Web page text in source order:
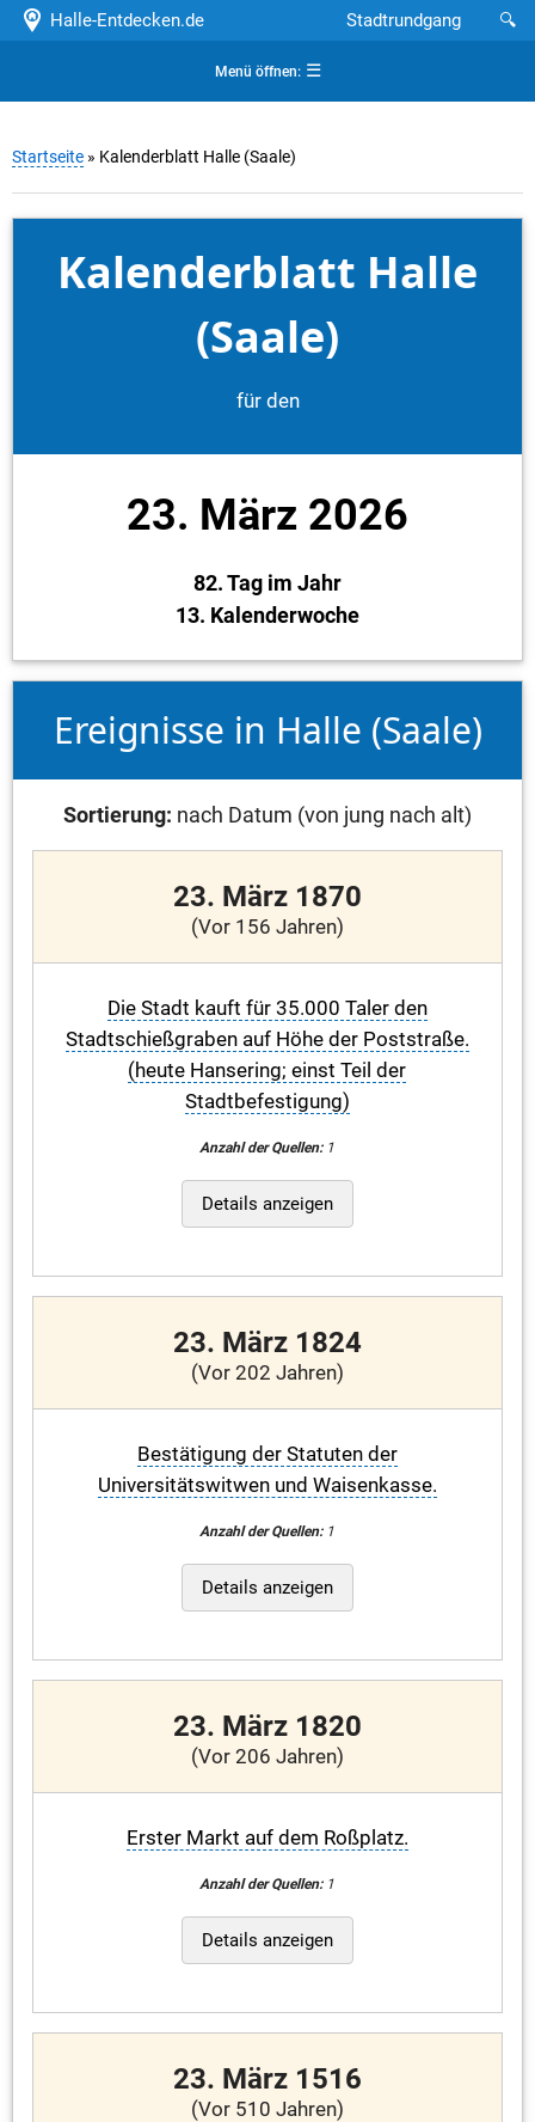
Halle-Entdecken.de 🔍
Stadtrundgang
Menü öffnen:☰
Startseite » Kalenderblatt Halle (Saale)
Kalenderblatt Halle
(Saale)
für den
23. März 2026
82. Tag im Jahr
13. Kalenderwoche
Ereignisse in Halle (Saale)
Sortierung: nach Datum (von jung nach alt)
23. März 1870
(Vor 156 Jahren)
Die Stadt kauft für 35.000 Taler den
Stadtschießgraben auf Höhe der Poststraße.
(heute Hansering; einst Teil der
Stadtbefestigung)
Anzahl der Quellen:1
Details anzeigen
23. März 1824
(Vor 202 Jahren)
Bestätigung der Statuten der
Universitätswitwen und Waisenkasse.
Anzahl der Quellen:1
Details anzeigen
23. März 1820
(Vor 206 Jahren)
Erster Markt auf dem Roßplatz.
Anzahl der Quellen:1
Details anzeigen
23. März 1516
(Vor 510 Jahren)